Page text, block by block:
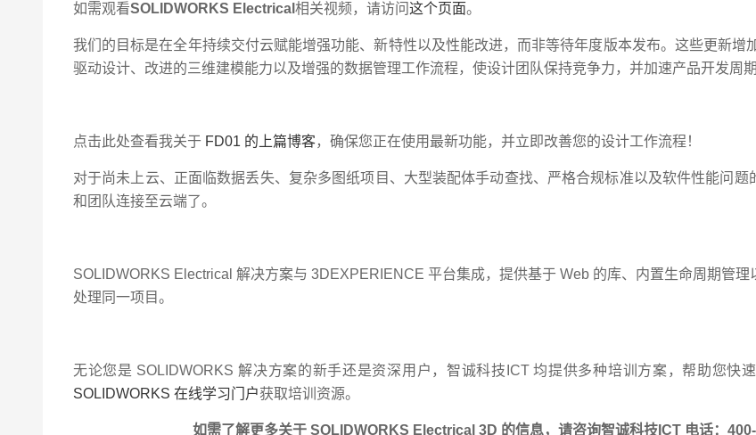
如需观看SOLIDWORKS Electrical 相关视频，请访问 这个页面。
我们的目标是在全年持续交付云赋能增强功能、新特性以及性能改进，而非等待年度版本发布。这些更新增
驱动设计、改进的三维建模能力以及增强的数据管理工作流程，使设计团队保持竞争力，并加速产品开发周期
点击此处查看我关于 FD01 的上篇博客，确保您正在使用最新功能，并立即改善您的设计工作流程！
对于尚未上云、正面临数据丢失、复杂多图纸项目、大型装配体手动查找、严格合规标准以及软件性能问题
和团队连接至云端了。
SOLIDWORKS Electrical 解决方案与 3DEXPERIENCE 平台集成，提供基于 Web 的库、内置生命周期管
处理同一项目。
无论您是 SOLIDWORKS 解决方案的新手还是资深用户，智诚科技ICT 均提供多种培训方案，帮助您快
SOLIDWORKS 在线学习门户获取培训资源。
如需了解更多关于 SOLIDWORKS Electrical 3D 的信息，请咨询智诚科技ICT 电话：400-